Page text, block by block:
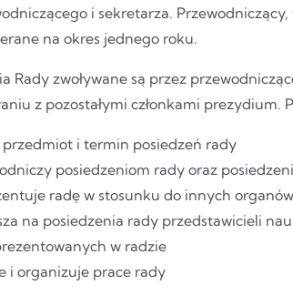
i sekretarza.
na okres jednego roku.
Rady zwoływane są przez
z pozostałymi członkami prezydium.
przedmiot i termin posiedzeń rady
posiedzeniom rady oraz
radę w stosunku do innych
na posiedzenia rady przedstawicieli
w radzie
i organizuje prace rady